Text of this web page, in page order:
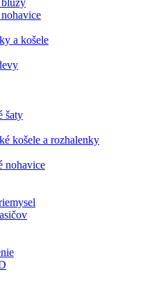
blúzy
a košele
šaty
košele a rozhalenky
nohavice